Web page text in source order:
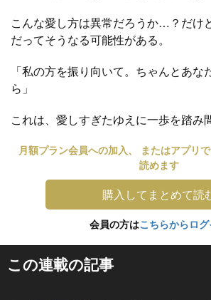
こんな愛し方は異常だろうか…？だけ
だってそうなる可能性がある。
「私の方を振り向いて。ちゃんとあ
ら」
これは、愛しすぎたゆえに一歩を踏み
月額プラン会員への加入、 またはアプリ
読めます
購入してまとめて読
会員の方はこちらからロ
この連載の記事